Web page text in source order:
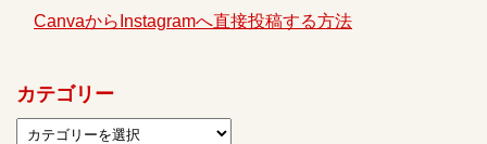
CanvaからInstagramへ直接投稿する方法
カテゴリー